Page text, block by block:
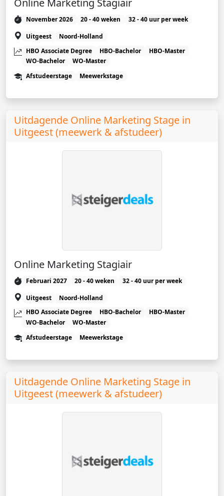
Online Marketing Stagiair
November 2026 20 - 40 weken
32 - 40 uur per week
Uitgeest
Noord-Holland
HBO Associate Degree
HBO-Bachelor
HBO-Master
WO-Bachelor
WO-Master
Afstudeerstage
Meewerkstage
Uitdagende Online Marketing Stage in
Uitgeest (meewerk & afstudeer)
Online Marketing Stagiair
Februari 2027 20 - 40 weken
32 - 40 uur per week
Uitgeest
Noord-Holland
HBO Associate Degree
HBO-Bachelor
HBO-Master
WO-Bachelor
WO-Master
Afstudeerstage
Meewerkstage
Uitdagende Online Marketing Stage in
Uitgeest (meewerk & afstudeer)